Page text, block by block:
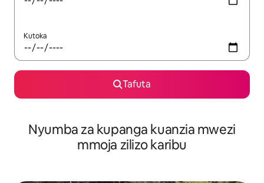
Kutoka
Tafuta
Nyumba za kupanga kuanzia mwezi
mmoja zilizo karibu